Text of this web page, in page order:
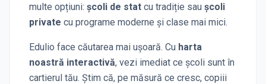
multe opțiuni: școli de stat cu tradiție sau școli
private cu programe moderne și clase mai mici.
Edulio face căutarea mai ușoară. Cu harta
noastră interactivă, vezi imediat ce școli sunt în
cartierul tău. Știm că, pe măsură ce cresc, copiii